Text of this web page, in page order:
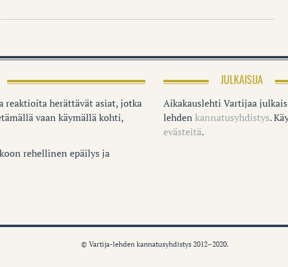
reaktioita herättävät asiat, jotka
vaan käymällä kohti,
rehellinen epäilys ja
JULKAISIJA
Aikakauslehti Vartijaa
lehden kannatusyhdistys.
evästeitä.
© Vartija-lehden kannatusyhdistys 2012–2020.